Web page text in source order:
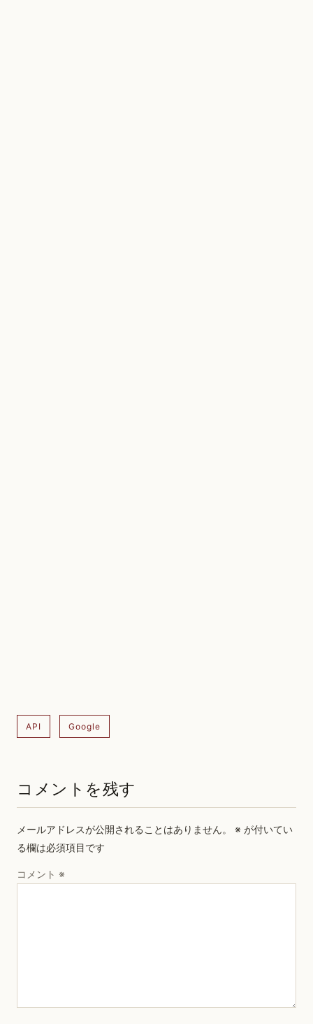
API Google
コメントを残す
メールアドレスが公開されることはありません。 ※ が付いてい
る欄は必須項目です
コメント ※